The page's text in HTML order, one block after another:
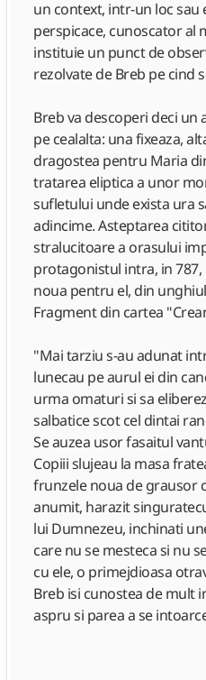
un context, intr-un loc sau
perspicace, cunoscator al
instituie un punct de
rezolvate de Breb pe cind
Breb va descoperi deci
pe cealalta: una fixeaza,
dragostea pentru Maria
tratarea eliptica a unor
sufletului unde exista ura
adincime. Asteptarea
stralucitoare a orasului
protagonistul intra, in 787,
noua pentru el, din
Fragment din cartea
"Mai tarziu s-au adunat
lunecau pe aurul ei din
urma omaturi si sa
salbatice scot cel dintai
Se auzea usor fasaitul
Copiii slujeau la masa
frunzele noua de grausor
anumit, harazit
lui Dumnezeu, inchinati
care nu se mesteca si nu
cu ele, o primejdioasa
Breb isi cunostea de mult
aspru si parea a se